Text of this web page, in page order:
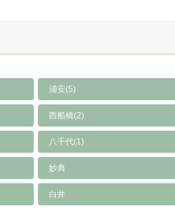
浦安(5)
西船橋(2)
八千代(1)
妙典
白井